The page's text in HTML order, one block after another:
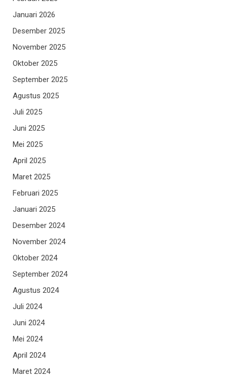
Januari 2026
Desember 2025
November 2025
Oktober 2025
September 2025
Agustus 2025
Juli 2025
Juni 2025
Mei 2025
April 2025
Maret 2025
Februari 2025
Januari 2025
Desember 2024
November 2024
Oktober 2024
September 2024
Agustus 2024
Juli 2024
Juni 2024
Mei 2024
April 2024
Maret 2024